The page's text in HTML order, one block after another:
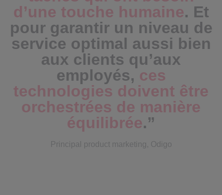
d’une touche humaine. Et
pour garantir un niveau de
service optimal aussi bien
aux clients qu’aux
employés, ces
technologies doivent être
orchestrées de manière
équilibrée.”
Principal product marketing, Odigo